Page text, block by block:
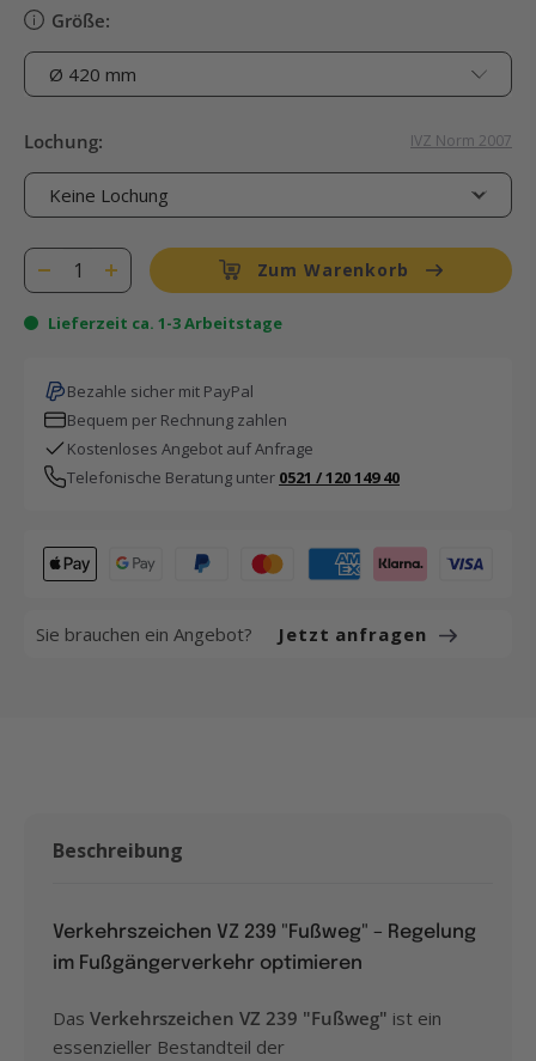
Größe:
Lochung: IVZ Norm 2007
Zum Warenkorb
Lieferzeit ca. 1-3 Arbeitstage
Bezahle sicher mit PayPal
Bequem per Rechnung zahlen
Kostenloses Angebot auf Anfrage
Telefonische Beratung unter 0521 / 120 149 40
Sie brauchen ein Angebot? Jetzt anfragen
Beschreibung
Verkehrszeichen VZ 239 "Fußweg" – Regelung
im Fußgängerverkehr optimieren
Das Verkehrszeichen VZ 239 "Fußweg" ist ein
essenzieller Bestandteil der